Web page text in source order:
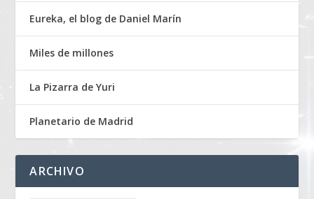
Eureka, el blog de Daniel Marín
Miles de millones
La Pizarra de Yuri
Planetario de Madrid
ARCHIVO